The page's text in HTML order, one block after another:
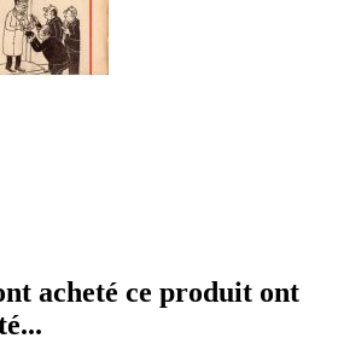
acheté ce produit ont